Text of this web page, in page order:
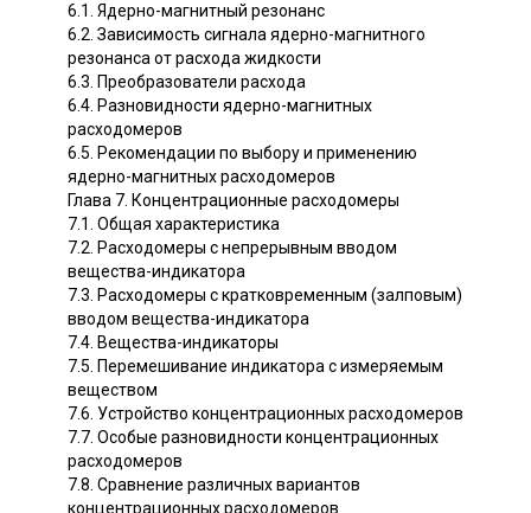
6.1. Ядерно-магнитный резонанс
6.2. Зависимость сигнала ядерно-магнитного
резонанса от расхода жидкости
6.3. Преобразователи расхода
6.4. Разновидности ядерно-магнитных
расходомеров
6.5. Рекомендации по выбору и применению
ядерно-магнитных расходомеров
Глава 7. Концентрационные расходомеры
7.1. Общая характеристика
7.2. Расходомеры с непрерывным вводом
вещества-индикатора
7.3. Расходомеры с кратковременным (залповым)
вводом вещества-индикатора
7.4. Вещества-индикаторы
7.5. Перемешивание индикатора с измеряемым
веществом
7.6. Устройство концентрационных расходомеров
7.7. Особые разновидности концентрационных
расходомеров
7.8. Сравнение различных вариантов
концентрационных расходомеров